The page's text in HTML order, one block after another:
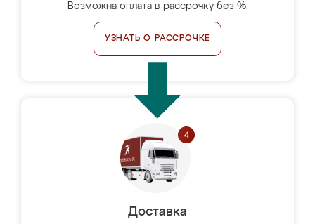
Возможна оплата в рассрочку без %.
УЗНАТЬ О РАССРОЧКЕ
Доставка